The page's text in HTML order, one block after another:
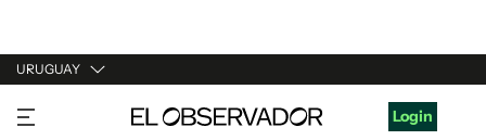
URUGUAY
URUGUAY Login